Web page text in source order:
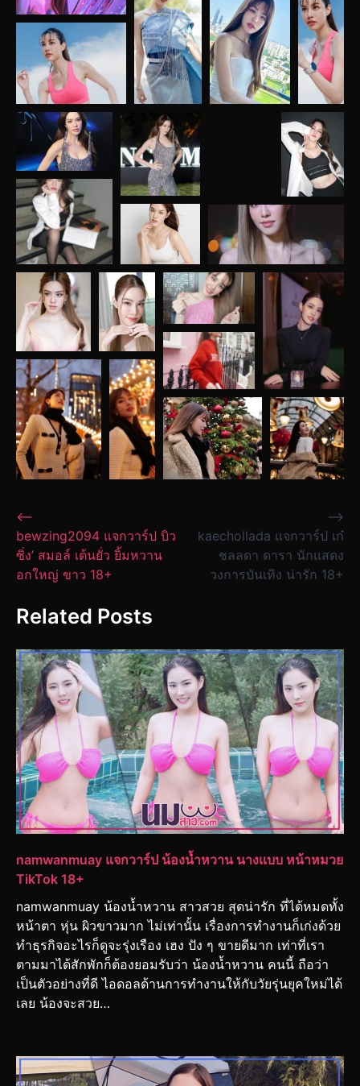
Post
navigation
⟵
bewzing2094 แจกวาร์ป บิว
ซิ่ง’ สมอล์ เต้นยั่ว ยิ้มหวาน
อกใหญ่ ขาว 18+
kaechollada แจกวาร์ป เก๋
ชลลดา ดารา นักแสดง
วงการบันเทิง น่ารัก 18+
⟶
Related Posts
namwanmuay แจกวาร์ป น้องน้ำหวาน นางแบบ หน้าหมวย
TikTok 18+
namwanmuay น้องน้ำหวาน สาวสวย สุดน่ารัก ที่ได้หมดทั้ง
หน้าตา หุ่น ผิวขาวมาก ไม่เท่านั้น เรื่องการทำงานก็เก่งด้วย
ทำธุรกิจอะไรก็ดูจะรุ่งเรือง เฮง ปัง ๆ ขายดีมาก เท่าที่เรา
ตามมาได้สักพักก็ต้องยอมรับว่า น้องน้ำหวาน คนนี้ ถือว่า
เป็นตัวอย่างที่ดี ไอดอลด้านการทำงานให้กับวัยรุ่นยุคใหม่ได้
เลย น้องจะสวย…